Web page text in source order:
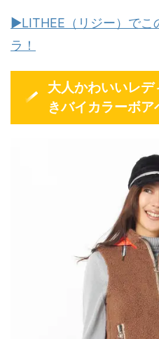
▶LITHEE（リジー）でこ
ラ！
大人かわいいレ
きバイカラーボア